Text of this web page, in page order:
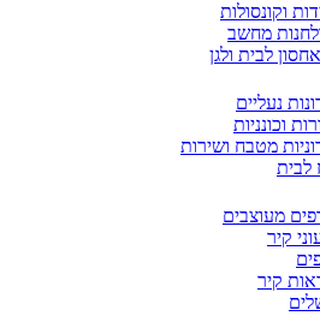
וקונסולות
מחשב
לבית ולגן
נעליים
וכונניות
מטבח ושירות
לבית
מעוצבים
קיר
קיר